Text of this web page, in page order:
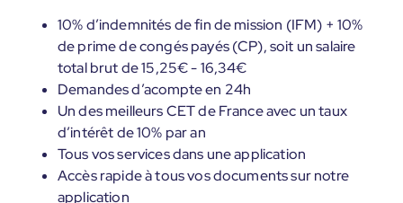
10% d’indemnités de fin de mission (IFM) + 10%
de prime de congés payés (CP), soit un salaire
total brut de 15,25€ - 16,34€
Demandes d’acompte en 24h
Un des meilleurs CET de France avec un taux
d’intérêt de 10% par an
Tous vos services dans une application
Accès rapide à tous vos documents sur notre
application